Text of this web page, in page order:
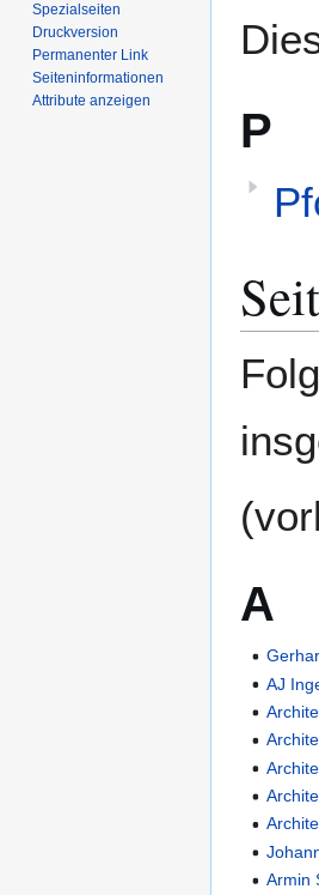
P
A
AJ
Armin
Spezialseiten
Druckversion
Permanenter Link
Seiten­­informationen
Attribute anzeigen